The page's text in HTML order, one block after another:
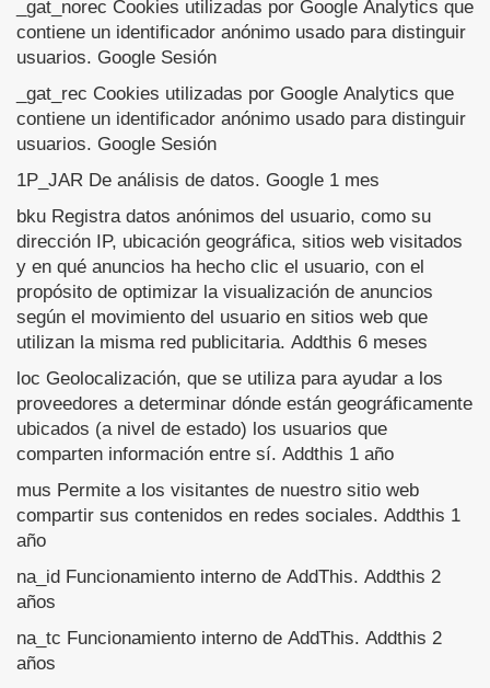
_gat_norec Cookies utilizadas por Google Analytics que
contiene un identificador anónimo usado para distinguir
usuarios. Google Sesión
_gat_rec Cookies utilizadas por Google Analytics que
contiene un identificador anónimo usado para distinguir
usuarios. Google Sesión
1P_JAR De análisis de datos. Google 1 mes
bku Registra datos anónimos del usuario, como su
dirección IP, ubicación geográfica, sitios web visitados
y en qué anuncios ha hecho clic el usuario, con el
propósito de optimizar la visualización de anuncios
según el movimiento del usuario en sitios web que
utilizan la misma red publicitaria. Addthis 6 meses
loc Geolocalización, que se utiliza para ayudar a los
proveedores a determinar dónde están geográficamente
ubicados (a nivel de estado) los usuarios que
comparten información entre sí. Addthis 1 año
mus Permite a los visitantes de nuestro sitio web
compartir sus contenidos en redes sociales. Addthis 1
año
na_id Funcionamiento interno de AddThis. Addthis 2
años
na_tc Funcionamiento interno de AddThis. Addthis 2
años